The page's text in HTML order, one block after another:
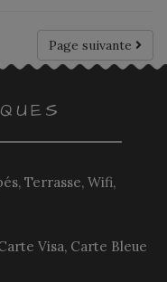
Page suivante
Terrasse, Wifi,
Visa, Carte Bleue